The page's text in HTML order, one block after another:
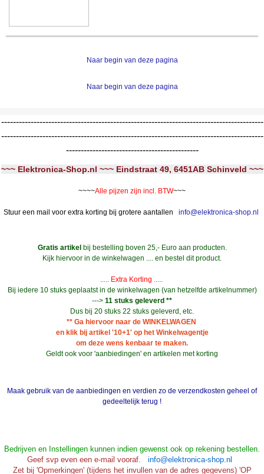
Naar begin van deze pagina
Naar begin van deze pagina
-----------------------------------------------------------------------------------------
-----------------------------------------------------------------------------------------
---------------------------------------------
~~~ Elektronica-Shop.nl ~~~ Eindstraat 49, 6451AB Schinveld ~~~
~~~~Alle pijzen zijn incl. BTW~~~
Stuur een mail voor extra korting bij grotere aantallen info@elektronica-shop.nl
Gratis artikel bij bestelling boven 25,- Euro aan producten.
Kijk hiervoor in de winkelwagen .... en bestel dit product.
..... Extra Korting .....
Bij iedere 10 stuks geplaatst in de winkelwagen (van hetzelfde artikelnummer)
---> 11 stuks geleverd **
Dus bij 20 stuks 22 stuks geleverd, etc.
** Ga hiervoor naar de WINKELWAGEN
en klik bij artikel '10+1' op het Winkelwagentje
om deze wens kenbaar te maken.
Geldt ook voor 'aanbiedingen' en artikelen met korting
Maak gebruik van de aanbiedingen en verdien zo de verzendkosten geheel of
gedeeltelijk terug !
Bedrijven en Instellingen kunnen indien gewenst ook op rekening bestellen.
Geef svp even een e-mail vooraf. info@elektronica-shop.nl
Zet bij 'Opmerkingen' (tijdens het invullen van de adres gegevens) 'OP